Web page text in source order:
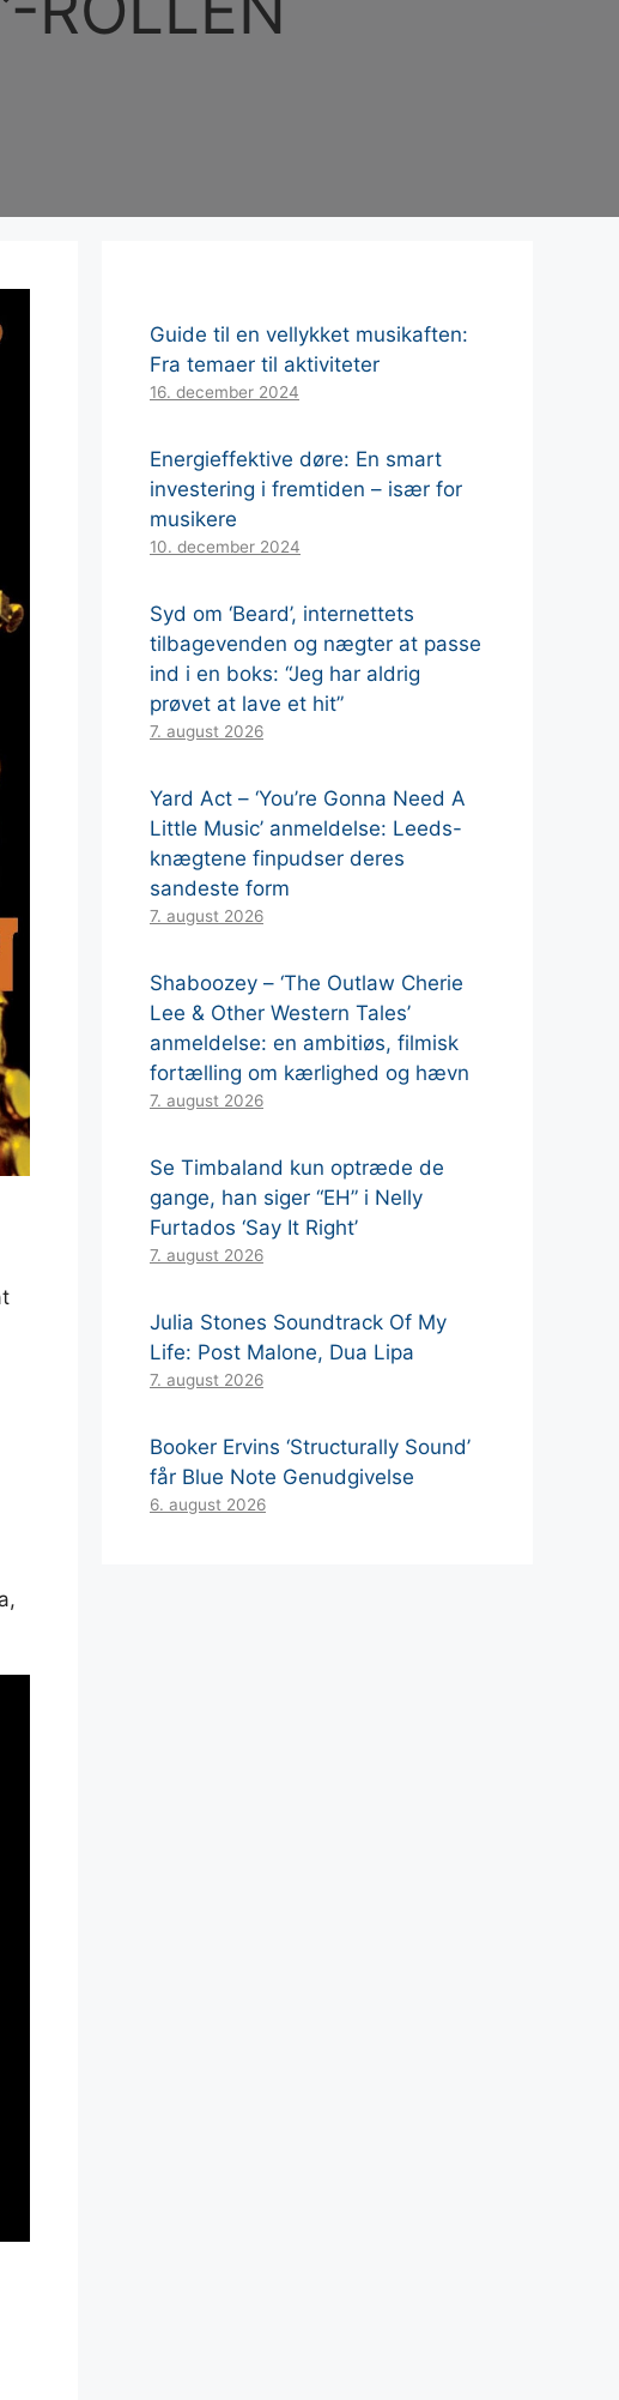
Guide til en vellykket musikaften:
Fra temaer til aktiviteter
16. december 2024
Energieffektive døre: En smart
investering i fremtiden – især for
musikere
10. december 2024
Syd om ‘Beard’, internettets
tilbagevenden og nægter at passe
ind i en boks: “Jeg har aldrig
prøvet at lave et hit”
7. august 2026
Yard Act – ‘You’re Gonna Need A
Little Music’ anmeldelse: Leeds-
knægtene finpudser deres
sandeste form
7. august 2026
Shaboozey – ‘The Outlaw Cherie
Lee & Other Western Tales’
anmeldelse: en ambitiøs, filmisk
fortælling om kærlighed og hævn
7. august 2026
Se Timbaland kun optræde de
gange, han siger “EH” i Nelly
Furtados ‘Say It Right’
7. august 2026
Julia Stones Soundtrack Of My
Life: Post Malone, Dua Lipa
7. august 2026
Booker Ervins ‘Structurally Sound’
får Blue Note Genudgivelse
6. august 2026